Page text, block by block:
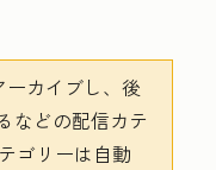
カイブし、後
などの配信カテ
ゴリーは自動